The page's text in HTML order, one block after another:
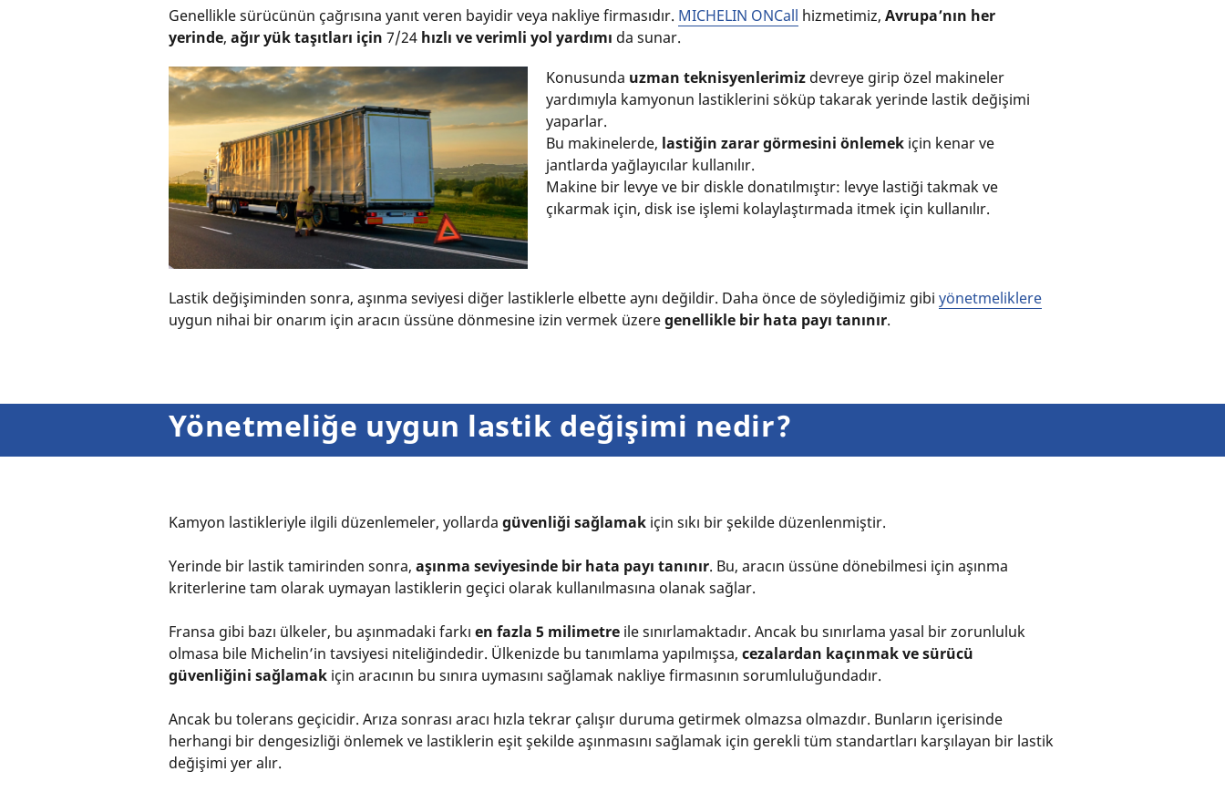
Genellikle sürücünün çağrısına yanıt veren bayidir veya nakliye firmasıdır. MICHELIN ONCall hizmetimiz, Avrupa’nın her
yerinde, ağır yük taşıtları için 7/24 hızlı ve verimli yol yardımı da sunar.
Konusunda uzman teknisyenlerimiz devreye girip özel makineler
yardımıyla kamyonun lastiklerini söküp takarak yerinde lastik değişimi
yaparlar.
Bu makinelerde, lastiğin zarar görmesini önlemek için kenar ve
jantlarda yağlayıcılar kullanılır.
Makine bir levye ve bir diskle donatılmıştır: levye lastiği takmak ve
çıkarmak için, disk ise işlemi kolaylaştırmada itmek için kullanılır.
Lastik değişiminden sonra, aşınma seviyesi diğer lastiklerle elbette aynı değildir. Daha önce de söylediğimiz gibi yönetmeliklere
uygun nihai bir onarım için aracın üssüne dönmesine izin vermek üzeregenellikle bir hata payı tanınır.
Yönetmeliğe uygun lastik değişimi nedir?
Kamyon lastikleriyle ilgili düzenlemeler, yollarda güvenliği sağlamakiçin sıkı bir şekilde düzenlenmiştir.
Yerinde bir lastik tamirinden sonra, aşınma seviyesinde bir hata payı tanınır. Bu, aracın üssüne dönebilmesi için aşınma
kriterlerine tam olarak uymayan lastiklerin geçici olarak kullanılmasına olanak sağlar.
Fransa gibi bazı ülkeler, bu aşınmadaki farkı en fazla 5 milimetreile sınırlamaktadır. Ancak bu sınırlama yasal bir zorunluluk
olmasa bile Michelin’in tavsiyesi niteliğindedir. Ülkenizde bu tanımlama yapılmışsa, cezalardan kaçınmak ve sürücü
güvenliğini sağlamakiçin aracının bu sınıra uymasını sağlamak nakliye firmasının sorumluluğundadır.
Ancak bu tolerans geçicidir. Arıza sonrası aracı hızla tekrar çalışır duruma getirmek olmazsa olmazdır. Bunların içerisinde
herhangi bir dengesizliği önlemek ve lastiklerin eşit şekilde aşınmasını sağlamak için gerekli tüm standartları karşılayan bir lastik
değişimi yer alır.